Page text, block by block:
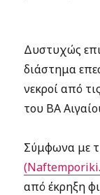
Δυστυχώς
διάστημα
νεκροί από
του ΒΑ
Σύμφωνα με
από έκρηξη